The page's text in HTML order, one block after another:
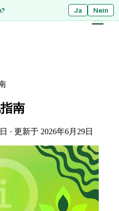
ใช่ ไม่ใช่
Ja Nein
南
· 更新于 2026年6月29日